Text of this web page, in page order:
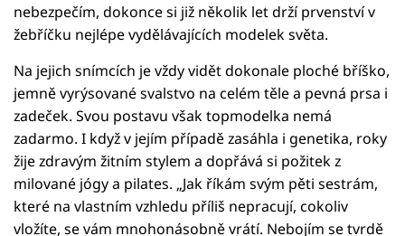
nebezpečím, dokonce si již několik let drží prvenství v
žebříčku nejlépe vydělávajících modelek světa.
Na jejich snímcích je vždy vidět dokonale ploché bříško,
jemně vyrýsované svalstvo na celém těle a pevná prsa i
zadeček. Svou postavu však topmodelka nemá
zadarmo. I když v jejím případě zasáhla i genetika, roky
žije zdravým žitním stylem a dopřává si požitek z
milované jógy a pilates. „Jak říkám svým pěti sestrám,
které na vlastním vzhledu příliš nepracují, cokoliv
vložíte, se vám mnohonásobně vrátí. Nebojím se tvrdě